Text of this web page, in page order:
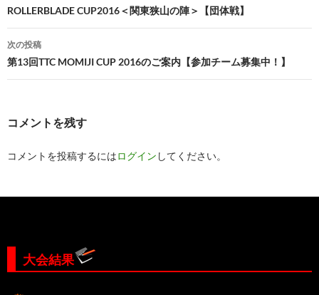
稿
ナ
ビ
ゲ
ョ
ROLLERBLADE CUP2016＜関東狭山の陣＞【団体戦】
次の投稿
第13回TTC MOMIJI CUP 2016のご案内【参加チーム募集中！】
コメントを残す
コメントを投稿するにはログイン してください。
大会結果